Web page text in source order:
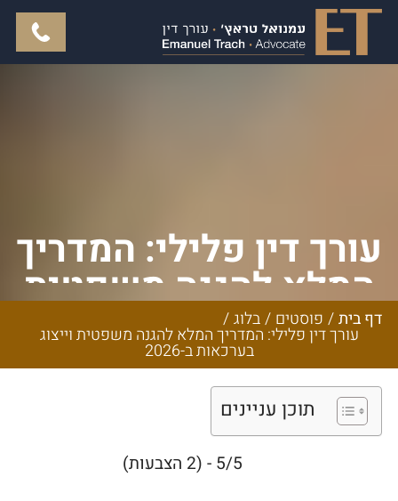
עורך דין פלילי: המדריך
המלא להגנה משפטית
וייצוג בערכאות
ב-2026
דף בית/ פוסטים /בלוג/
עורך דין פלילי: המדריך המלא להגנה משפטית וייצוג
בערכאות ב-2026
תוכן עניינים
5/5 - (2 הצבעות)